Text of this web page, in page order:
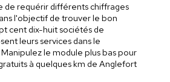
de requérir différents chiffrages
l'objectif de trouver le bon
cent dix-huit sociétés de
leurs services dans le
le module plus bas pour
à quelques km de Anglefort